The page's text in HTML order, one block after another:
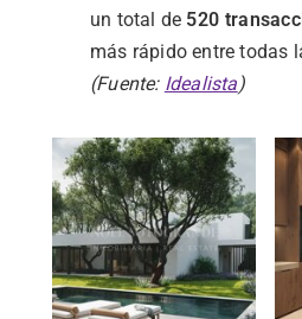
un total de 520
más rápidoentretodas
(Fuente: Idealista)